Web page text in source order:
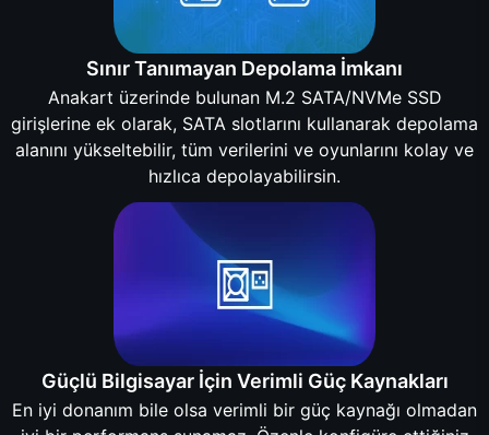
Sınır Tanımayan Depolama İmkanı
Anakart üzerinde bulunan M.2 SATA/NVMe SSD
girişlerine ek olarak, SATA slotlarını kullanarak depolama
alanını yükseltebilir, tüm verilerini ve oyunlarını kolay ve
hızlıca depolayabilirsin.
Güçlü Bilgisayar İçin Verimli Güç Kaynakları
En iyi donanım bile olsa verimli bir güç kaynağı olmadan